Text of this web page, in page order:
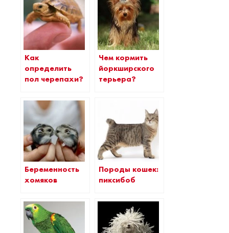
Как
определить
пол черепахи?
Чем кормить
йоркширского
терьера?
Беременность
хомяков
Породы кошек:
пиксибоб